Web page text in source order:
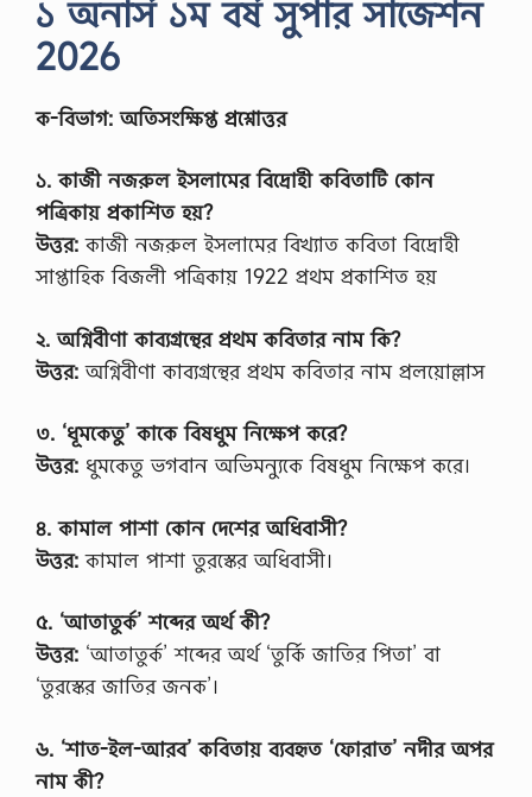
১ অনার্স ১ম বর্ষ সুপার সাজেশন
2026
ক-বিভাগ: অতিসংক্ষিপ্ত প্রশ্নোত্তর
১. কাজী নজরুল ইসলামের বিদ্রোহী কবিতাটি কোন
পত্রিকায় প্রকাশিত হয়?
উত্তর: কাজী নজরুল ইসলামের বিখ্যাত কবিতা বিদ্রোহী
সাপ্তাহিক বিজলী পত্রিকায় 1922 প্রথম প্রকাশিত হয়
২. অগ্নিবীণা কাব্যগ্রন্থের প্রথম কবিতার নাম কি?
উত্তর: অগ্নিবীণা কাব্যগ্রন্থের প্রথম কবিতার নাম প্রলয়োল্লাস
৩. ‘ধূমকেতু’ কাকে বিষধুম নিক্ষেপ করে?
উত্তর: ধুমকেতু ভগবান অভিমন্যুকে বিষধুম নিক্ষেপ করে।
৪. কামাল পাশা কোন দেশের অধিবাসী?
উত্তর: কামাল পাশা তুরস্কের অধিবাসী।
৫. ‘আতাতুর্ক’ শব্দের অর্থ কী?
উত্তর: ‘আতাতুর্ক’ শব্দের অর্থ ‘তুর্কি জাতির পিতা’ বা
‘তুরস্কের জাতির জনক’।
৬. ‘শাত-ইল-আরব’ কবিতায় ব্যবহৃত ‘ফোরাত’ নদীর অপর
নাম কী?